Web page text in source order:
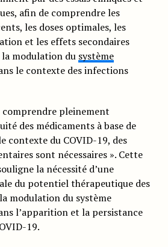
afin de comprendre les
les doses optimales, les
et les effets secondaires
la modulation du système
le contexte des infections
comprendre pleinement
des médicaments à base de
contexte du COVID-19, des
sont nécessaires ». Cette
la nécessité d’une
du potentiel thérapeutique des
modulation du système
l’apparition et la persistance
19.